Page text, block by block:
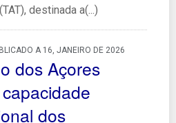
destinada a(...)
A 16, JANEIRO DE 2026
dos Açores
dos